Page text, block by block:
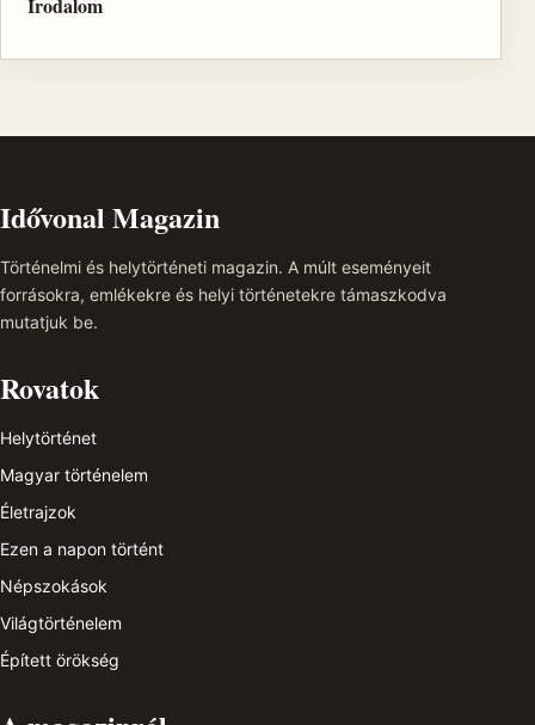
Idővonal Magazin
Történelmi és helytörténeti magazin. A múlt eseményeit
forrásokra, emlékekre és helyi történetekre támaszkodva
mutatjuk be.
Rovatok
Helytörténet
Magyar történelem
Életrajzok
Ezen a napon történt
Népszokások
Világtörténelem
Épített örökség